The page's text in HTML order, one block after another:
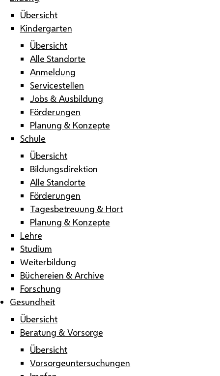
Übersicht
Kindergarten
Übersicht
Alle Standorte
Anmeldung
Servicestellen
Jobs & Ausbildung
Förderungen
Planung & Konzepte
Schule
Übersicht
Bildungsdirektion
Alle Standorte
Förderungen
Tagesbetreuung & Hort
Planung & Konzepte
Lehre
Studium
Weiterbildung
Büchereien & Archive
Forschung
Gesundheit
Übersicht
Beratung & Vorsorge
Übersicht
Vorsorgeuntersuchungen